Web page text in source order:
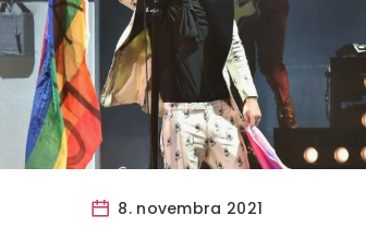
8. novembra 2021